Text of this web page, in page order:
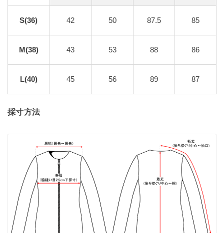
S(36) 42 50 87.5 85
M(38) 43 53 88 86
L(40) 45 56 89 87
採寸方法